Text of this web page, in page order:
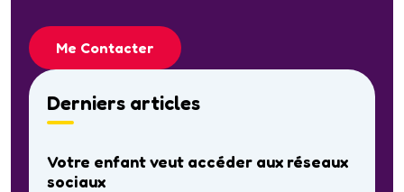
Me Contacter
Derniers articles
Votre enfant veut accéder aux réseaux
sociaux